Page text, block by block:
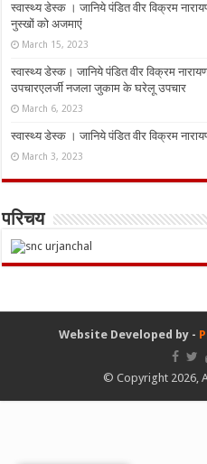
स्वास्थ्य डेस्क । जानिये पंडित वीर विक्रम
नुस्‍खों को अजमाएं
March 15, 2023
स्वास्थ्य डेस्क। जानिये पंडित वीर विक्रम
उपचारएलर्जी नजला जुकाम के घरेलू उपचार
March 6, 2023
स्वास्थ्य डेस्क । जानिये पंडित वीर विक्रम
March 3, 2023
परिचय
Website Developed by -
© Copyright 2026,